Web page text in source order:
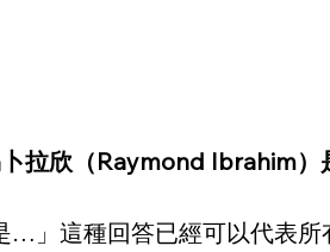
卜拉欣（Raymond Ibrahim
…」這種回答已經可以代表